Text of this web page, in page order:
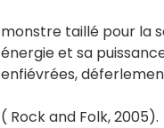
monstre taillé pour la
énergie et sa
enfiévrées,
( Rock and Folk, 2005).